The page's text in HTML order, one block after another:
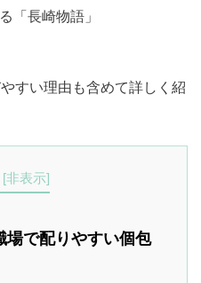
「長崎物語」
すい理由も含めて詳しく紹
[非表示]
場で配りやすい個包